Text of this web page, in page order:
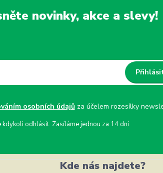
novinky, akce a slevy!
osobních údajůza účelem rozesílky
kdykoli odhlásit. Zasíláme jednou za 14 dní.
Kde nás najdete?